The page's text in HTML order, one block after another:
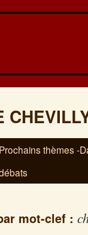
Prochains thèmes -
mot-clef :